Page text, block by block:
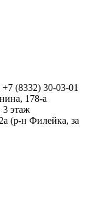
(8332) 30-03-01
178-а
3 этаж
(р-н Филейка, за